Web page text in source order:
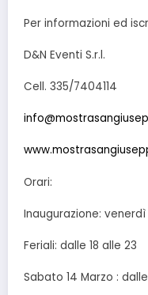
Per informazioni ed
D&N Eventi S.r.l.
Cell. 335/7404114
Orari:
Inaugurazione: venerdì
Feriali: dalle 18 alle 23
Sabato 14 Marzo : dalle